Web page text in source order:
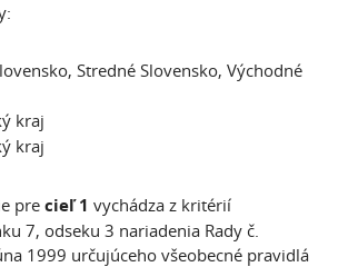
Stredné Slovensko, Východné
kraj
kraj
pre cieľ 1 vychádza z kritérií
7, odseku 3 nariadenia Rady č.
1999 určujúceho všeobecné pravidlá